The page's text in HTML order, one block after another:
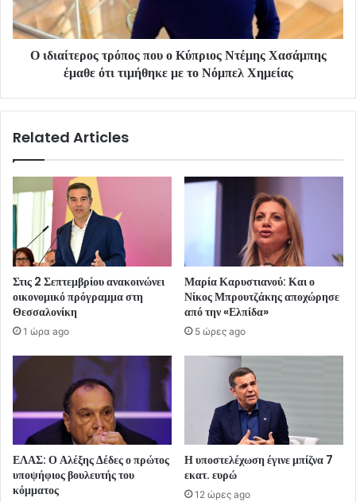
Ο ιδιαίτερος τρόπος που ο Κύπριος Ντέμης Χασάμπης
έμαθε ότι τιμήθηκε με το Νόμπελ Χημείας
Related Articles
Στις 2 Σεπτεμβρίου ανακοινώνει
οικονομικό πρόγραμμα στη
Θεσσαλονίκη
1 ώρα ago
Μαρία Καρυστιανού: Και ο
Νίκος Μπρουτζάκης αποχώρησε
από την «Ελπίδα»
5 ώρες ago
ΕΛΑΣ: Ο Αλέξης Δέδες ο πρώτος
υποψήφιος βουλευτής του
κόμματος
Η υποστελέχωση έγινε μπίζνα 7
εκατ. ευρώ
12 ώρες ago